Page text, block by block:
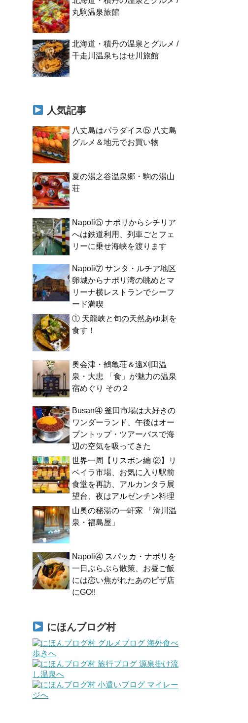
丸駒温泉旅館
北海道・積丹の温泉とグルメ /
千走川温泉ちはせ川旅館
人気記事
八丈島はパラダイス⑤ 八丈島
グルメ＆地元でお買い物
夏の湯之谷温泉郷・駒の湯山
荘
Napoli⑤ ナポリからシチリア
へは鉄道利用、列車ごとフェ
リーに乗せ海峡を渡ります
Napoli⑦ サンタ・ルチア地区
卵城からナポリ湾の眺めとマ
リーナ横レストランでシーフ
ード満喫
① 天龍峡と旬の天然あゆ刺を
食す！
奥会津・鶴亀荘＆遠刈田温
泉・大忠 「食」が魅力の温泉
宿めぐり その２
Busan④ 釜田市場は大好きの
ワンダーランド、午後はオー
プントップ・ツアーバスで海
辺の空気を吸ってきた
世界一周【リスボン編 ②】リ
ベイラ市場、お気に入り駅前
食堂を再訪、アルカンタラ展
望台、夜はアルゼンチン料理
山奥の秘湯の一軒家 「滑川温
泉・福島屋」
Napoli④ スパッカ・ナポリを
一日ぶらぶら散策、お昼ご飯
には恋い焦がれたあのピザ店
にGO!!
にほんブログ村